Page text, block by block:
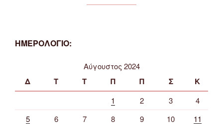
ΗΜΕΡΟΛΟΓΙΟ:
Αύγουστος 2024
Δ Τ Τ Π Π Σ Κ
1 2 3
4
5
6 7 8 9 10
11